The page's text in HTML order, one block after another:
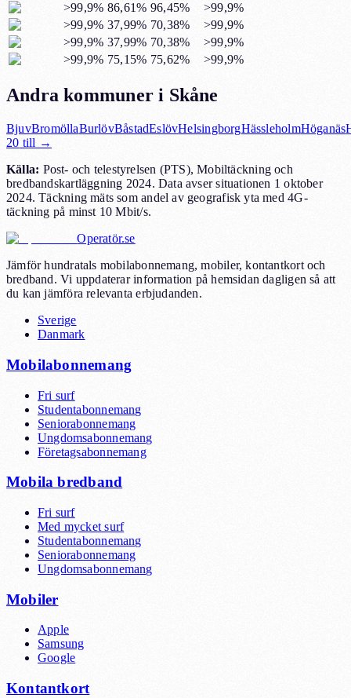
>99,9% 86,61% 96,45%
>99,9%
>99,9% 37,99% 70,38%
>99,9%
>99,9% 37,99% 70,38%
>99,9%
>99,9% 75,15% 75,62% >99,9%
Andra kommuner i Skåne
BjuvBromöllaBurlövBåstadEslövHelsingborgHässleholmHöganäs
20 till →
Källa: Post- och telestyrelsen (PTS), Mobiltäckning och
bredbandskartläggning 2024. Data avser situationen 1 oktober
2024. Täckning mäts som andel av geografisk yta med 4G-
täckning på minst 10 Mbit/s.
Operatör.se
Jämför hundratals mobilabonnemang, mobiler, kontantkort och
bredband. Vi uppdaterar information på hemsidan dagligen så att
du kan jämföra relevanta erbjudanden.
Sverige
Danmark
Mobilabonnemang
Fri surf
Studentabonnemang
Seniorabonnemang
Ungdomsabonnemang
Företagsabonnemang
Mobila bredband
Fri surf
Med mycket surf
Studentabonnemang
Seniorabonnemang
Ungdomsabonnemang
Mobiler
Apple
Samsung
Google
Kontantkort